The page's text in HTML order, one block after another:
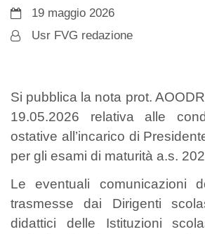
19 maggio 2026
Usr FVG redazione
Si pubblica la nota prot.
19.05.2026 relativa alle
ostative all’incarico di
per gli esami di maturità a.s.
Le eventuali comunicazioni
trasmesse dai Dirigenti
didattici delle Istituzioni